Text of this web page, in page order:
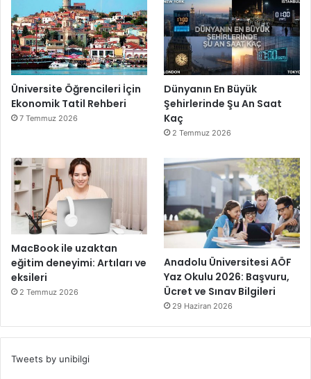
Üniversite Öğrencileri İçin
Ekonomik Tatil Rehberi
7 Temmuz 2026
Dünyanın En Büyük
Şehirlerinde Şu An Saat
Kaç
2 Temmuz 2026
MacBook ile uzaktan
eğitim deneyimi: Artıları ve
eksileri
2 Temmuz 2026
Anadolu Üniversitesi AÖF
Yaz Okulu 2026: Başvuru,
Ücret ve Sınav Bilgileri
29 Haziran 2026
Tweets by unibilgi